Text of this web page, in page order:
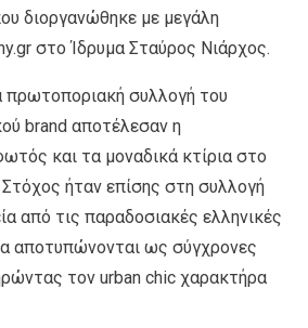
διοργανώθηκε με μεγάλη
στο Ίδρυμα Σταύρος Νιάρχος.
πρωτοποριακή συλλογή του
brand αποτέλεσαν η
και τα μοναδικά κτίρια στο
ήταν επίσης στη συλλογή
από τις παραδοσιακές ελληνικές
αποτυπώνονται ως σύγχρονες
τον urban chic χαρακτήρα